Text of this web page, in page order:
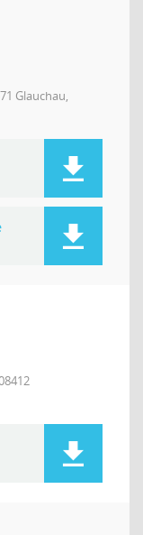
Glauchau,